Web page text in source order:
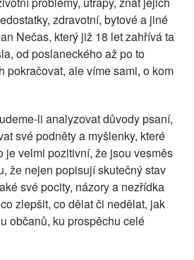
zdravotní, bytové a jiné
Nečas, který již 18 let zahřívá ta
od poslaneckého až po to
pokračovat, ale víme sami, o kom
li analyzovat důvody psaní,
své podněty a myšlenky, které
je velmi pozitivní, že jsou vesměs
že nejen popisují skutečný stav
své pocity, názory a nezřídka
zlepšit, co dělat či nedělat, jak
občanů, ku prospěchu celé